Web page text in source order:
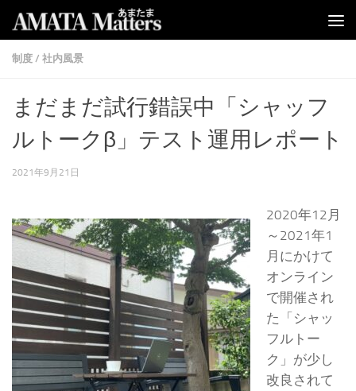
コンテンツへスキップ
制度 / 社内風景
まだまだ試行錯誤中「シャッフ
ルトークβ」テスト運用レポート
2021年9月21日
2020年12月
～2021年1
月にかけて
オンライン
で開催され
た「シャッ
フルトー
ク」が少し
改良されて